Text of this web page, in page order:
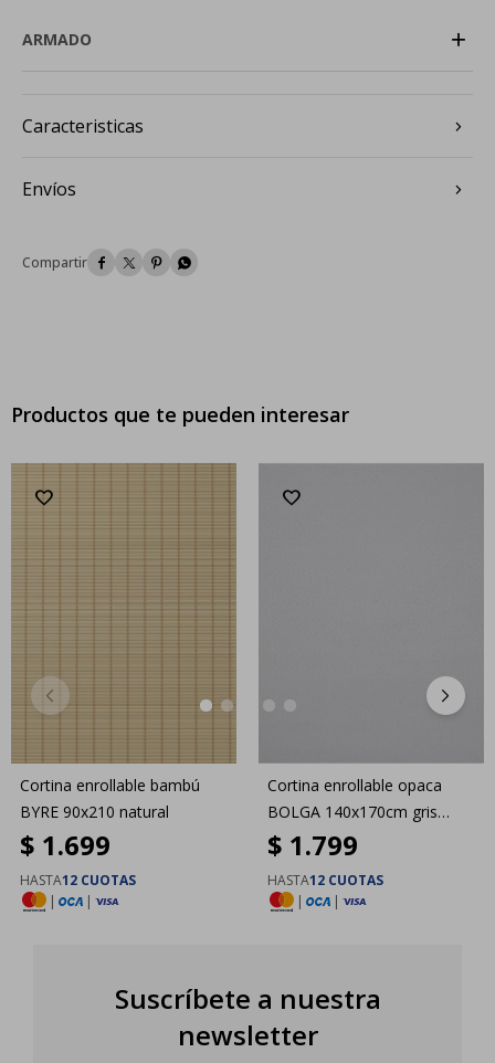
ARMADO +
Caracteristicas
Envíos
   
Productos que te pueden interesar
Cortina enrollable bambú
BYRE 90x210 natural
$ 1.699
HASTA12 CUOTAS
|
|
Cortina enrollable opaca
BOLGA 140x170cm gris
claro
$ 1.799
HASTA12 CUOTAS
|
|
Suscríbete a nuestra
newsletter